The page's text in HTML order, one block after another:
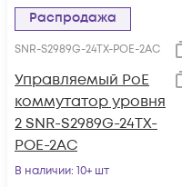
Распродажа
SNR-S2989G-24TX-POE-2AC
Управляемый PoE
коммутатор уровня
2 SNR-S2989G-24TX-
POE-2AC
В наличии: 10+ шт